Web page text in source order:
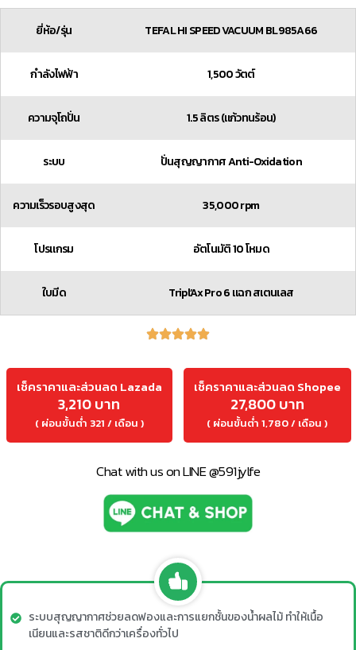
ยี่ห้อ/รุ่น TEFAL HI SPEED VACUUM BL985A66
กำลังไฟฟ้า 1,500 วัตต์
ความจุโถปั่น 1.5 ลิตร (แก้วทนร้อน)
ระบบ ปั่นสุญญากาศ Anti-Oxidation
ความเร็วรอบสูงสุด 35,000 rpm
โปรแกรม อัตโนมัติ 10 โหมด
ใบมีด Tripl’Ax Pro 6 แฉก สเตนเลส
เช็คราคาและส่วนลด Lazada
3,210 บาท
( ผ่อนขั้นต่ำ 321 / เดือน )
เช็คราคาและส่วนลด Shopee
27,800 บาท
( ผ่อนขั้นต่ำ 1,780 / เดือน )
Chat with us on LINE @591jylfe
ระบบสุญญากาศช่วยลดฟองและการแยกชั้นของน้ำผลไม้ ทำให้เนื้อ
เนียนและรสชาติดีกว่าเครื่องทั่วไป